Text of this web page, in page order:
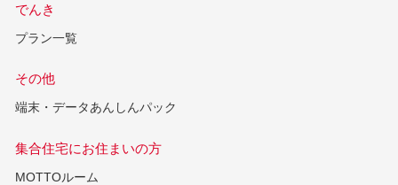
でんき
プラン一覧
その他
端末・データあんしんパック
集合住宅にお住まいの方
MOTTOルーム